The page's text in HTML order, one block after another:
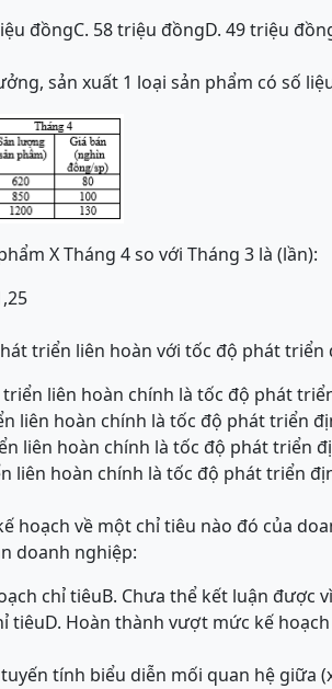
đồngC. 58 triệu đồngD. 49 triệu
sản xuất 1 loại sản phẩm có số
X Tháng 4 so với Tháng 3 là (lần):
triển liên hoàn với tốc độ phát triển
liên hoàn chính là tốc độ phát
liên hoàn chính là tốc độ phát triển
liên hoàn chính là tốc độ phát triển
liên hoàn chính là tốc độ phát triển
hoạch về một chỉ tiêu nào đó của
doanh nghiệp:
chỉ tiêuB. Chưa thể kết luận được
tiêuD. Hoàn thành vượt mức kế
tính biểu diễn mối quan hệ giữa